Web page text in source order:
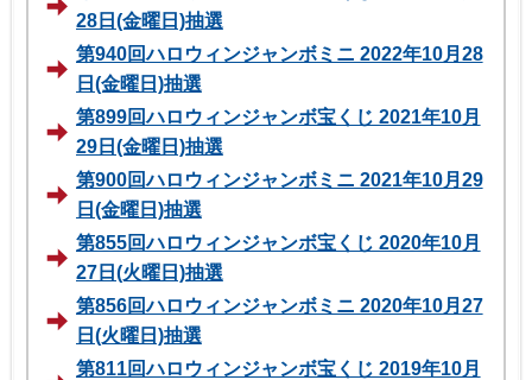
28日(金曜日)抽選
第940回ハロウィンジャンボミニ 2022年10月28
日(金曜日)抽選
第899回ハロウィンジャンボ宝くじ 2021年10月
29日(金曜日)抽選
第900回ハロウィンジャンボミニ 2021年10月29
日(金曜日)抽選
第855回ハロウィンジャンボ宝くじ 2020年10月
27日(火曜日)抽選
第856回ハロウィンジャンボミニ 2020年10月27
日(火曜日)抽選
第811回ハロウィンジャンボ宝くじ 2019年10月